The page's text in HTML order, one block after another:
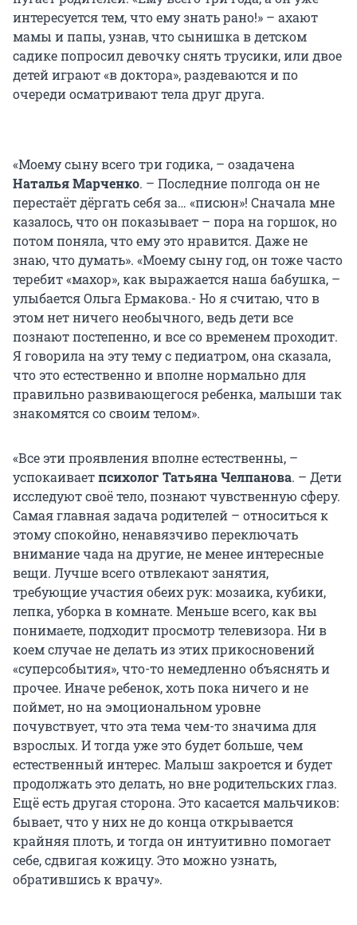
интересуется тем, что ему знать рано!» – ахают
мамы и папы, узнав, что сынишка в детском
садике попросил девочку снять трусики, или двое
детей играют «в доктора», раздеваются и по
очереди осматривают тела друг друга.
«Моему сыну всего три годика, – озадачена
Наталья Марченко. – Последние полгода он не
перестаёт дёргать себя за… «писюн»! Сначала мне
казалось, что он показывает – пора на горшок, но
потом поняла, что ему это нравится. Даже не
знаю, что думать». «Моему сыну год, он тоже часто
теребит «махор», как выражается наша бабушка, –
улыбается Ольга Ермакова.- Но я считаю, что в
этом нет ничего необычного, ведь дети все
познают постепенно, и все со временем проходит.
Я говорила на эту тему с педиатром, она сказала,
что это естественно и вполне нормально для
правильно развивающегося ребенка, малыши так
знакомятся со своим телом».
«Все эти проявления вполне естественны, –
успокаиваетпсихолог Татьяна Челпанова. – Дети
исследуют своё тело, познают чувственную сферу.
Самая главная задача родителей – относиться к
этому спокойно, ненавязчиво переключать
внимание чада на другие, не менее интересные
вещи. Лучше всего отвлекают занятия,
требующие участия обеих рук: мозаика, кубики,
лепка, уборка в комнате. Меньше всего, как вы
понимаете, подходит просмотр телевизора. Ни в
коем случае не делать из этих прикосновений
«суперсобытия», что-то немедленно объяснять и
прочее. Иначе ребенок, хоть пока ничего и не
поймет, но на эмоциональном уровне
почувствует, что эта тема чем-то значима для
взрослых. И тогда уже это будет больше, чем
естественный интерес. Малыш закроется и будет
продолжать это делать, но вне родительских глаз.
Ещё есть другая сторона. Это касается мальчиков:
бывает, что у них не до конца открывается
крайняя плоть, и тогда он интуитивно помогает
себе, сдвигая кожицу. Это можно узнать,
обратившись к врачу».